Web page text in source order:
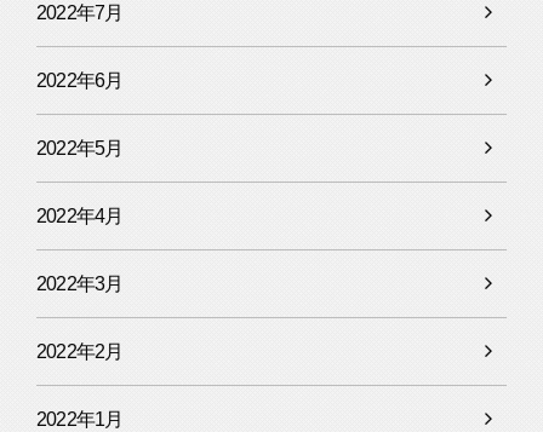
2022年7月
2022年6月
2022年5月
2022年4月
2022年3月
2022年2月
2022年1月